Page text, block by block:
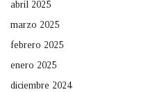
abril 2025
marzo 2025
febrero 2025
enero 2025
diciembre 2024